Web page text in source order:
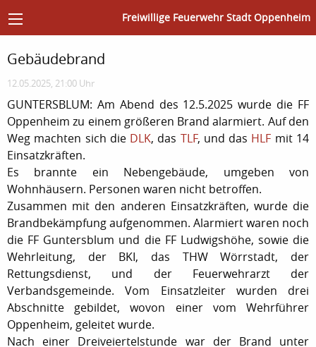
Freiwillige Feuerwehr Stadt Oppenheim
Gebäudebrand
12.05.2025, 21:00 Uhr
GUNTERSBLUM: Am Abend des 12.5.2025 wurde die FF
Oppenheim zu einem größeren Brand alarmiert. Auf den
Weg machten sich die DLK, das TLF, und das HLF mit 14
Einsatzkräften.
Es brannte ein Nebengebäude, umgeben von
Wohnhäusern. Personen waren nicht betroffen.
Zusammen mit den anderen Einsatzkräften, wurde die
Brandbekämpfung aufgenommen. Alarmiert waren noch
die FF Guntersblum und die FF Ludwigshöhe, sowie die
Wehrleitung, der BKI, das THW Wörrstadt, der
Rettungsdienst, und der Feuerwehrarzt der
Verbandsgemeinde. Vom Einsatzleiter wurden drei
Abschnitte gebildet, wovon einer vom Wehrführer
Oppenheim, geleitet wurde.
Nach einer Dreiveiertelstunde war der Brand unter